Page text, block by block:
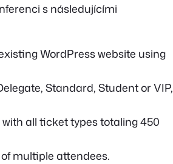
s následujícími
WordPress website using
Standard, Student or VIP,
all ticket types totaling 450
multiple attendees.